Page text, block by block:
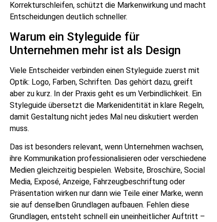
Korrekturschleifen, schützt die Markenwirkung und macht
Entscheidungen deutlich schneller.
Warum ein Styleguide für
Unternehmen mehr ist als Design
Viele Entscheider verbinden einen Styleguide zuerst mit
Optik: Logo, Farben, Schriften. Das gehört dazu, greift
aber zu kurz. In der Praxis geht es um Verbindlichkeit. Ein
Styleguide übersetzt die Markenidentität in klare Regeln,
damit Gestaltung nicht jedes Mal neu diskutiert werden
muss.
Das ist besonders relevant, wenn Unternehmen wachsen,
ihre Kommunikation professionalisieren oder verschiedene
Medien gleichzeitig bespielen. Website, Broschüre, Social
Media, Exposé, Anzeige, Fahrzeugbeschriftung oder
Präsentation wirken nur dann wie Teile einer Marke, wenn
sie auf denselben Grundlagen aufbauen. Fehlen diese
Grundlagen, entsteht schnell ein uneinheitlicher Auftritt –